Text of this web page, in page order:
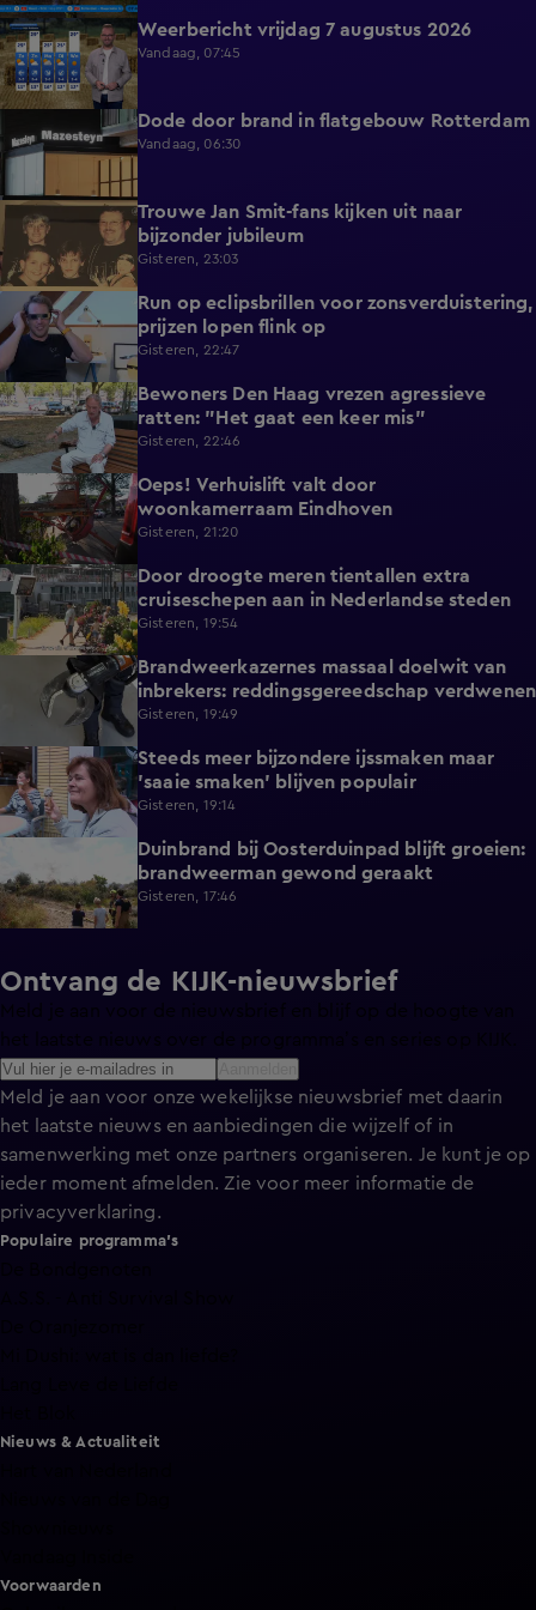
2:26 Weerbericht vrijdag 7 augustus 2026
Vandaag, 07:45
Dode door brand in flatgebouw Rotterdam
Vandaag, 06:30
1:59
Trouwe Jan Smit-fans kijken uit naar
bijzonder jubileum
Gisteren, 23:03
2:06
Run op eclipsbrillen voor zonsverduistering,
prijzen lopen flink op
Gisteren, 22:47
1:54
Bewoners Den Haag vrezen agressieve
ratten: "Het gaat een keer mis"
Gisteren, 22:46
0:58
Oeps! Verhuislift valt door
woonkamerraam Eindhoven
Gisteren, 21:20
2:11
Door droogte meren tientallen extra
cruiseschepen aan in Nederlandse steden
Gisteren, 19:54
Brandweerkazernes massaal doelwit van
inbrekers: reddingsgereedschap verdwenen
Gisteren, 19:49
1:17
Steeds meer bijzondere ijssmaken maar
'saaie smaken' blijven populair
Gisteren, 19:14
Duinbrand bij Oosterduinpad blijft groeien:
brandweerman gewond geraakt
Gisteren, 17:46
Ontvang de KIJK-nieuwsbrief
Meld je aan voor de nieuwsbrief en blijf op de hoogte van
Meld je aan voor onze wekelijkse nieuwsbrief met daarin
het laatste nieuws en aanbiedingen die wijzelf of in
samenwerking met onze partners organiseren. Je kunt je op
ieder moment afmelden. Zie voor meer informatie de
privacyverklaring.
Populaire programma's
Nieuws & Actualiteit
Voorwaarden